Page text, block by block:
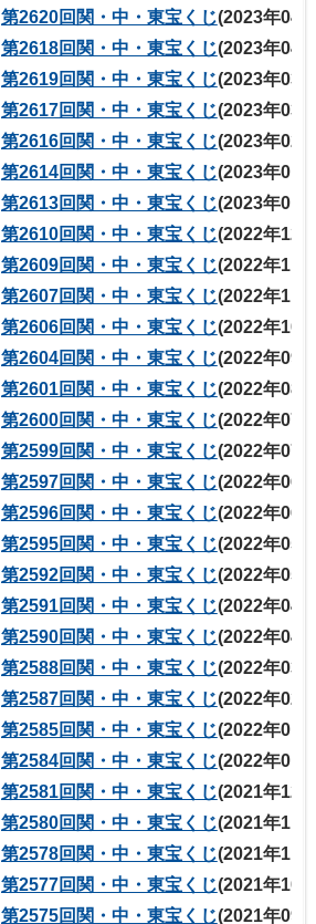
第2620回関・中・東宝くじ(2023年04
第2618回関・中・東宝くじ(2023年04
第2619回関・中・東宝くじ(2023年03
第2617回関・中・東宝くじ(2023年03
第2616回関・中・東宝くじ(2023年02
第2614回関・中・東宝くじ(2023年01
第2613回関・中・東宝くじ(2023年01
第2610回関・中・東宝くじ(2022年12
第2609回関・中・東宝くじ(2022年11
第2607回関・中・東宝くじ(2022年11
第2606回関・中・東宝くじ(2022年10
第2604回関・中・東宝くじ(2022年09
第2601回関・中・東宝くじ(2022年08
第2600回関・中・東宝くじ(2022年07
第2599回関・中・東宝くじ(2022年07
第2597回関・中・東宝くじ(2022年06
第2596回関・中・東宝くじ(2022年06
第2595回関・中・東宝くじ(2022年05
第2592回関・中・東宝くじ(2022年05
第2591回関・中・東宝くじ(2022年04
第2590回関・中・東宝くじ(2022年04
第2588回関・中・東宝くじ(2022年03
第2587回関・中・東宝くじ(2022年02
第2585回関・中・東宝くじ(2022年01
第2584回関・中・東宝くじ(2022年01
第2581回関・中・東宝くじ(2021年12
第2580回関・中・東宝くじ(2021年11
第2578回関・中・東宝くじ(2021年11
第2577回関・中・東宝くじ(2021年10
第2575回関・中・東宝くじ(2021年09